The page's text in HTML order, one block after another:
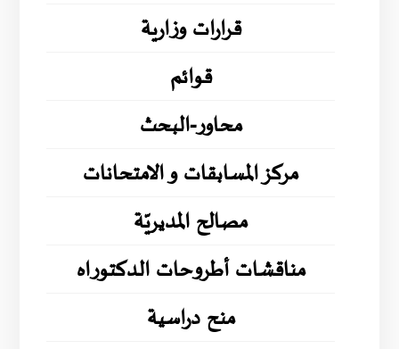
قرارات وزارية
قوائم
محاور-البحث
مركز المسابقات و الامتحانات
مصالح المديريّة
مناقشات أطروحات الدكتوراه
منح دراسية